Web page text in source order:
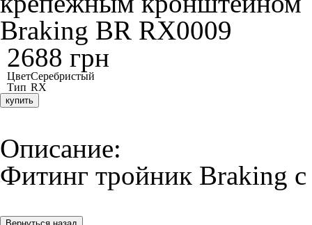
2688 грн
ЦветСеребристый
Тип RX
купить
Описание:
Фитинг тройник Braking